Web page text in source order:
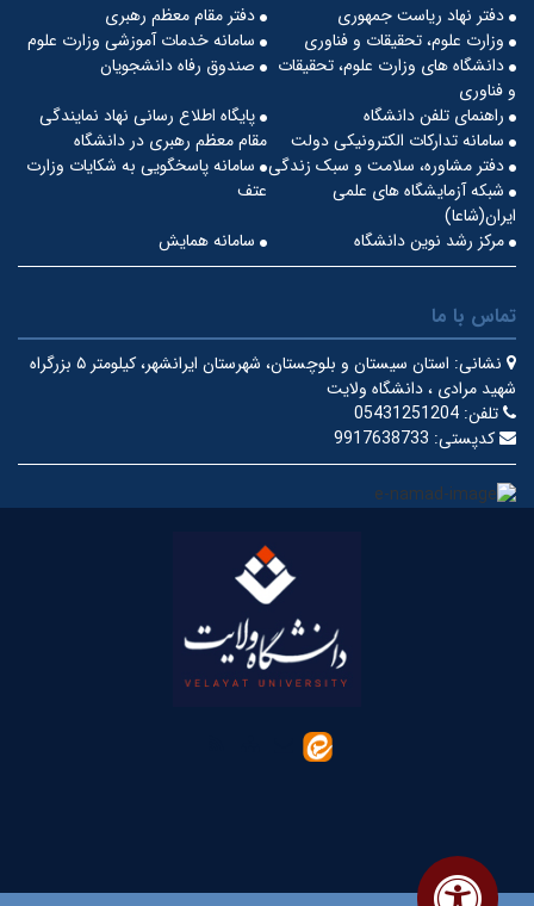
دفتر مقام معظم رهبری
دفتر نهاد ریاست جمهوری
سامانه خدمات آموزشی وزارت علوم
وزارت علوم، تحقیقات و فناوری
صندوق رفاه دانشجویان
دانشگاه های وزارت علوم، تحقیقات
و فناوری
پایگاه اطلاع رسانی نهاد نمایندگی
مقام معظم رهبری در دانشگاه
راهنمای تلفن دانشگاه
سامانه تدارکات الکترونیکی دولت
سامانه پاسخگویی به شکایات وزارت
عتف
دفتر مشاوره، سلامت و سبک زندگی
شبکه آزمایشگاه های علمی
ایران(شاعا)
سامانه همایش
مرکز رشد نوین دانشگاه
تماس با ما
نشانی:
استان سیستان و بلوچستان، شهرستان ایرانشهر، کیلومتر ۵ بزرگراه
شهید مرادی ، دانشگاه ولایت
تلفن: 05431251204
کدپستی: 9917638733